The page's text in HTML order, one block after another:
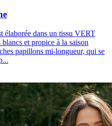
élaborée dans un tissu VERT
et propice à la saison
papillons mi-longueur, qui se